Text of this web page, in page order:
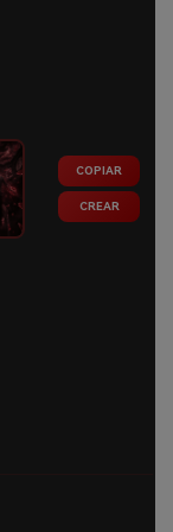
COPIAR
CREAR